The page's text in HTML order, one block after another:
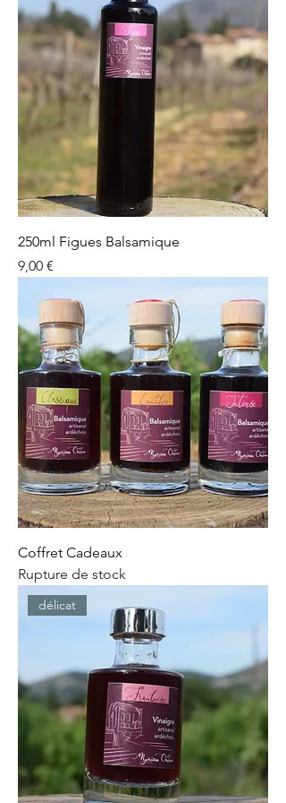
250ml Figues Balsamique
Prix
9,00 €
Coffret Cadeaux
Rupture de stock
délicat